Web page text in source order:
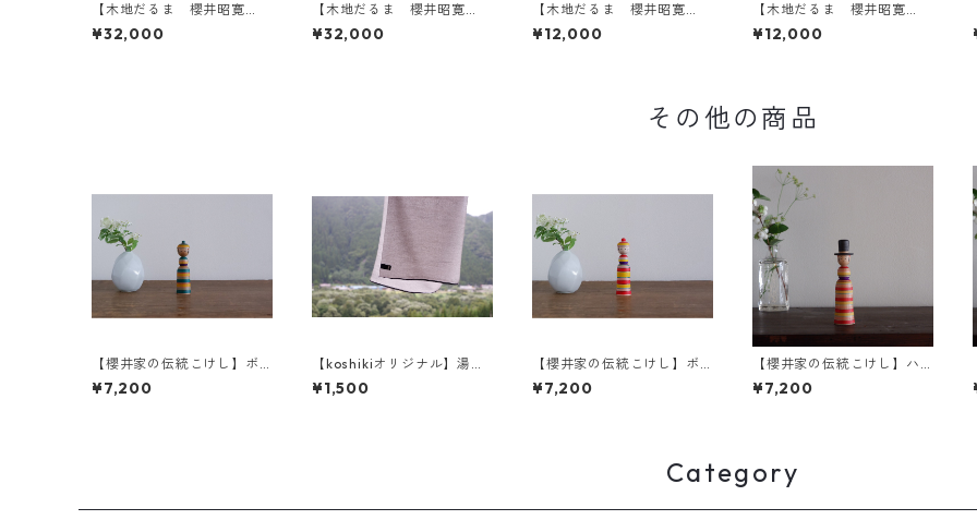
【木地だるま 櫻井昭寛
作】 昭二型 黄色土台 A
¥32,000
【木地だるま 櫻井昭寛
作】 昭二型 紫土台 B
¥32,000
【木地だるま 櫻井昭寛
作】 昭二型 黄色土
台 1-a
¥12,000
【木地だるま 櫻井昭寛
作】 昭二型 黄色土
台 1-b
¥12,000
その他の商品
【櫻井家の伝統こけし】ボ
ンボンニット帽 8-f〈山
桜〉
¥7,200
【koshikiオリジナル】湯め
ぐりタオル
¥1,500
【櫻井家の伝統こけし】ボ
ンボンニット帽 8-a〈イタ
ヤカエデ〉
¥7,200
【櫻井家の伝統こけし】ハ
ット帽a-5
¥7,200
Category